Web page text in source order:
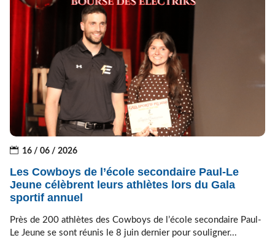
16 / 06 / 2026
Les Cowboys de l’école secondaire Paul-Le
Jeune célèbrent leurs athlètes lors du Gala
sportif annuel
Près de 200 athlètes des Cowboys de l’école secondaire Paul-
Le Jeune se sont réunis le 8 juin dernier pour souligner...